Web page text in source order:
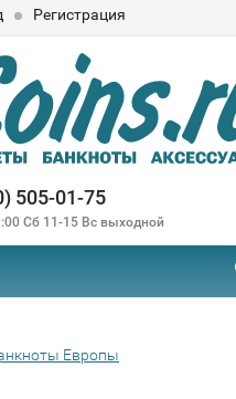
Регистрация
505-01-75
Сб 11-15 Вс выходной
Европы